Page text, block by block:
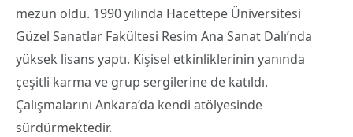
mezun oldu. 1990 yılında Hacettepe Üniversitesi
Güzel Sanatlar Fakültesi Resim Ana Sanat Dalı’nda
yüksek lisans yaptı. Kişisel etkinliklerinin yanında
çeşitli karma ve grup sergilerine de katıldı.
Çalışmalarını Ankara’da kendi atölyesinde
sürdürmektedir.